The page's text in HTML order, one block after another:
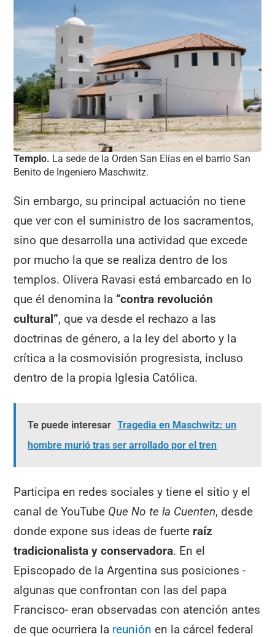
Templo. La sede de la Orden San Elías en el barrio San
Benito de Ingeniero Maschwitz.
Sin embargo, su principal actuación no tiene
que ver con el suministro de los sacramentos,
sino que desarrolla una actividad que excede
por mucho la que se realiza dentro de los
templos. Olivera Ravasi está embarcado en lo
que él denomina la “contra revolución
cultural”, que va desde el rechazo a las
doctrinas de género, a la ley del aborto y la
crítica a la cosmovisión progresista, incluso
dentro de la propia Iglesia Católica.
Te puede interesar Tragedia en Maschwitz: un
hombre murió tras ser arrollado por el tren
Participa en redes sociales y tiene el sitio y el
canal de YouTube Que No te la Cuenten, desde
donde expone sus ideas de fuerte raíz
tradicionalista y conservadora. En el
Episcopado de la Argentina sus posiciones -
algunas que confrontan con las del papa
Francisco- eran observadas con atención antes
de que ocurriera la reunión en la cárcel federal